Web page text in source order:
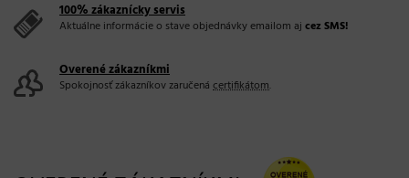
100% zákaznícky servis
Aktuálne informácie o stave objednávky emailom aj cez SMS!
Overené zákazníkmi
Spokojnosť zákazníkov zaručená certifikátom.